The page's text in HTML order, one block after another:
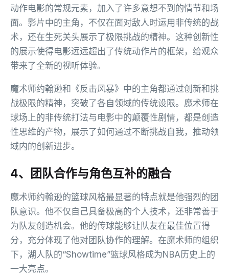
动作电影的常规元素，加入了许多意想不到的情节和场
面。影片中的主角，不仅在面对敌人时运用非传统的战
术，还在生死关头展示了极限挑战的精神。这种创新性
的展示使得电影远远超出了传统动作片的框架，给观众
带来了全新的视听体验。
魔术师约翰逊和《反击风暴》中的主角都通过创新和挑
战极限的精神，突破了各自领域的传统设限。魔术师在
球场上的非传统打法与电影中的颠覆性剧情，都是创造
性思维的产物，展示了如何通过不断挑战自我，推动领
域内的创新进步。
4、团队合作与角色互补的融合
魔术师约翰逊的篮球风格最显著的特点就是他强烈的团
队意识。他不仅自己具备极高的个人技术，还非常善于
为队友创造机会。他的传球能够让队友在最佳位置得
分，充分体现了他对团队协作的理解。在魔术师的组织
下，湖人队的“Showtime”篮球风格成为NBA历史上的
一大亮点。